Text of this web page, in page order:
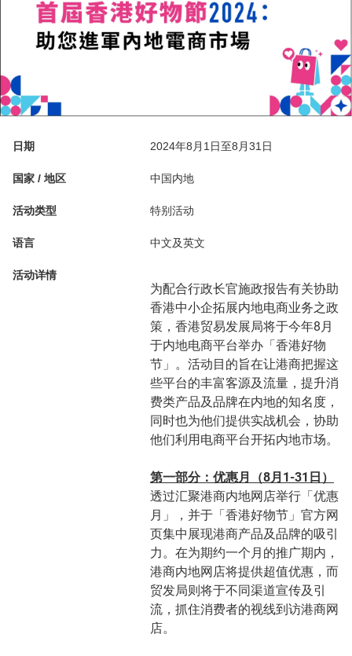
日期 2024年8月1日至8月31日
国家 / 地区 中国内地
活动类型 特别活动
语言 中文及英文
活动详情
为配合行政长官施政报告有关协助
香港中小企拓展内地电商业务之政
策，香港贸易发展局将于今年8月
于内地电商平台举办「香港好物
节」。活动目的旨在让港商把握这
些平台的丰富客源及流量，提升消
费类产品及品牌在内地的知名度，
同时也为他们提供实战机会，协助
他们利用电商平台开拓内地市场。
第一部分：优惠月（8月1-31日）
透过汇聚港商内地网店举行「优惠
月」，并于「香港好物节」官方网
页集中展现港商产品及品牌的吸引
力。在为期约一个月的推广期内，
港商内地网店将提供超值优惠，而
贸发局则将于不同渠道宣传及引
流，抓住消费者的视线到访港商网
店。